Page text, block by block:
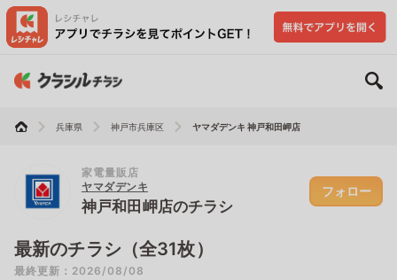
兵庫県 神戸市兵庫区 ヤマダデンキ 神戸和田岬店
家電量販店
ヤマダデンキ
神戸和田岬店のチラシ
フォロー
最新のチラシ（全31枚）
最終更新：2026/08/08